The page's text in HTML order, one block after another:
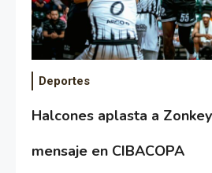
Deportes
Halcones aplasta a
mensaje en CIBACOPA